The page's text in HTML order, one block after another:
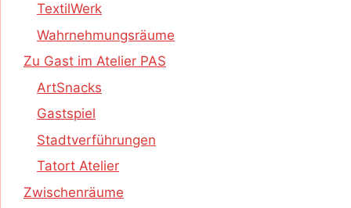
TextilWerk
Wahrnehmungsräume
Zu Gast im Atelier PAS
ArtSnacks
Gastspiel
Stadtverführungen
Tatort Atelier
Zwischenräume